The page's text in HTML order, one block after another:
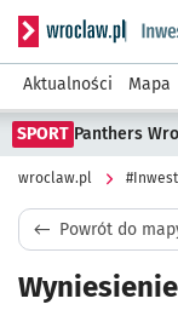
Serwis
Aktualności Mapa
SPORT Panthers
wroclaw.pl
Powrót do